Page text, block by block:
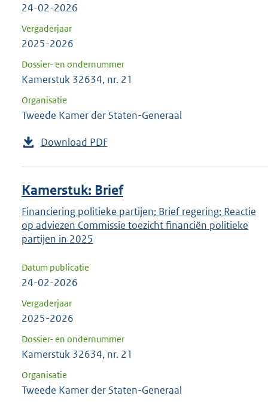
24-02-2026
Vergaderjaar
2025-2026
Dossier- en ondernummer
Kamerstuk 32634, nr. 21
Organisatie
Tweede Kamer der Staten-Generaal
Download PDF
Kamerstuk: Brief
Financiering politieke partijen; Brief regering; Reactie
op adviezen Commissie toezicht financiën politieke
partijen in 2025
Datum publicatie
24-02-2026
Vergaderjaar
2025-2026
Dossier- en ondernummer
Kamerstuk 32634, nr. 21
Organisatie
Tweede Kamer der Staten-Generaal